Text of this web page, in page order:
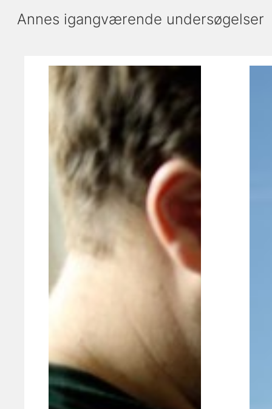
Annes igangværende undersøgelser